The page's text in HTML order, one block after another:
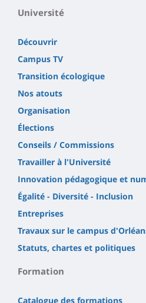
Université
Découvrir
Campus TV
Transition écologique
Nos atouts
Organisation
Élections
Conseils / Commissions
Travailler à l'Université
Innovation pédagogique et
Égalité - Diversité - Inclusion
Entreprises
Travaux sur le campus
Statuts, chartes et politiques
Formation
Catalogue des formations